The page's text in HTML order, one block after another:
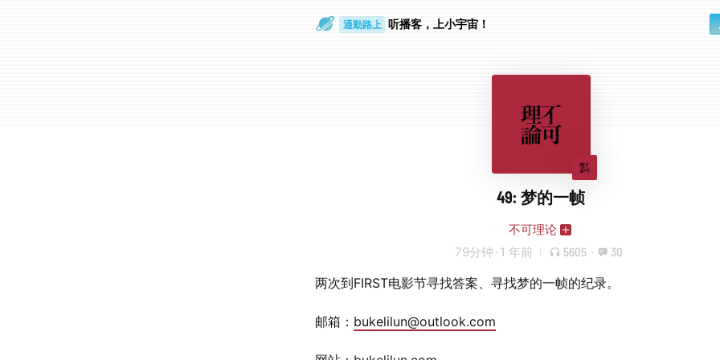
通勤路上
眼睛好累
听播客，上小宇宙！
49: 梦的一帧
不可理论
79分钟 · 1 年前 5605 · 30
两次到FIRST电影节寻找答案、寻找梦的一帧的纪录。
邮箱： bukelilun@outlook.com